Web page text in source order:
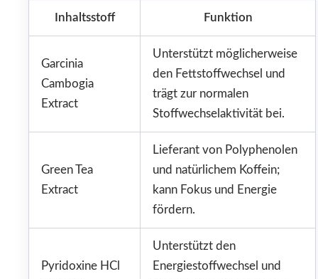
Inhaltsstoff Funktion
Garcinia
Cambogia
Extract
Unterstützt möglicherweise
den Fettstoffwechsel und
trägt zur normalen
Stoffwechselaktivität bei.
Green Tea
Extract
Lieferant von Polyphenolen
und natürlichem Koffein;
kann Fokus und Energie
fördern.
Pyridoxine HCl
Unterstützt den
Energiestoffwechsel und